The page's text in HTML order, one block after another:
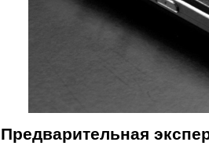
Предварительная